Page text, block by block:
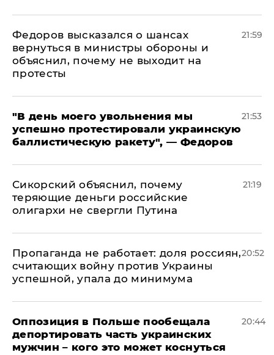
Федоров высказался о шансах
вернуться в министры обороны и
объяснил, почему не выходит на
протесты
21:59
​"В день моего увольнения мы
успешно протестировали украинскую
баллистическую ракету", — Федоров
21:53
Сикорский объяснил, почему
теряющие деньги российские
олигархи не свергли Путина
21:19
​Пропаганда не работает: доля россиян,
считающих войну против Украины
успешной, упала до минимума
20:52
Оппозиция в Польше пообещала
депортировать часть украинских
мужчин – кого это может коснуться
20:44